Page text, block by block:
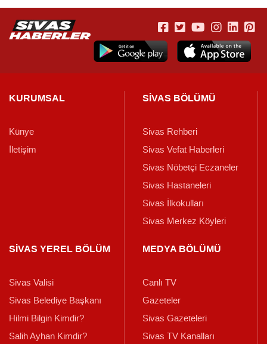
KURUMSAL
Künye
İletişim
SİVAS BÖLÜMÜ
Sivas Rehberi
Sivas Vefat Haberleri
Sivas Nöbetçi Eczaneler
Sivas Hastaneleri
Sivas İlkokulları
Sivas Merkez Köyleri
SİVAS YEREL BÖLÜM
Sivas Valisi
Sivas Belediye Başkanı
Hilmi Bilgin Kimdir?
Salih Ayhan Kimdir?
MEDYA BÖLÜMÜ
Canlı TV
Gazeteler
Sivas Gazeteleri
Sivas TV Kanalları